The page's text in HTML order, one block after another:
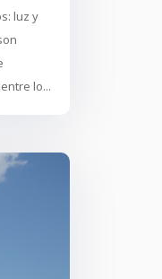
luz y
lo...